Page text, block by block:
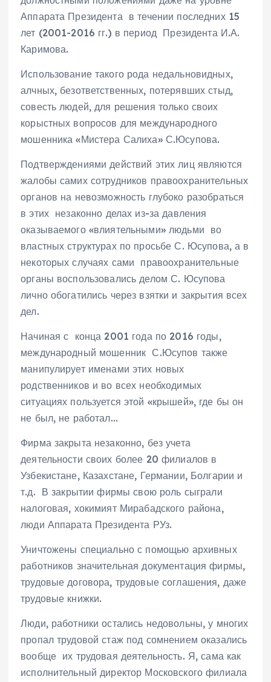
Аппарата Президента в течении последних 15
лет (2001-2016 гг.) в период Президента И.А.
Каримова.
Использование такого рода недальновидных,
алчных, безответственных, потерявших стыд,
совесть людей, для решения только своих
корыстных вопросов для международного
мошенника «Мистера Салиха» С.Юсупова.
Подтверждениями действий этих лиц являются
жалобы самих сотрудников правоохранительных
органов на невозможность глубоко разобраться
в этих незаконно делах из-за давления
оказываемого «влиятельными» людьми во
властных структурах по просьбе С. Юсупова, а в
некоторых случаях сами правоохранительные
органы воспользовались делом С. Юсупова
лично обогатились через взятки и закрытия всех
дел.
Начиная с конца 2001 года по 2016 годы,
международный мошенник С.Юсупов также
манипулирует именами этих новых
родственников и во всех необходимых
ситуациях пользуется этой «крышей», где бы он
не был, не работал…
Фирма закрыта незаконно, без учета
деятельности своих более 20 филиалов в
Узбекистане, Казахстане, Германии, Болгарии и
т.д. В закрытии фирмы свою роль сыграли
налоговая, хокимият Мирабадского района,
люди Аппарата Президента РУз.
Уничтожены специально с помощью архивных
работников значительная документация фирмы,
трудовые договора, трудовые соглашения, даже
трудовые книжки.
Люди, работники остались недовольны, у многих
пропал трудовой стаж под сомнением оказались
вообще их трудовая деятельность. Я, сама как
исполнительный директор Московского филиала